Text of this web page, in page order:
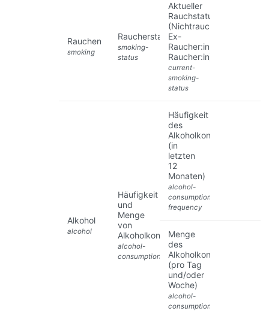
Rauchen
smoking
Raucherstatus
smoking-
status
Aktueller
Rauchstatus
(Nichtraucher:in,
Ex-
Raucher:in,
Raucher:in)
current-
smoking-
status
Alkohol
alcohol
Häufigkeit
und
Menge
von
Alkoholkonsum
alcohol-
consumption
Häufigkeit
des
Alkoholkonsums
(in
letzten
12
Monaten)
alcohol-
consumption-
frequency
Menge
des
Alkoholkonsums
(pro Tag
und/oder
Woche)
alcohol-
consumption-